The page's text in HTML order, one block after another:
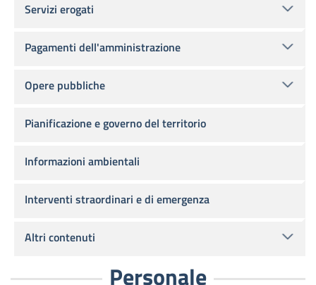
Personale
Servizi erogati
Pagamenti dell'amministrazione
Opere pubbliche
Pianificazione e governo del territorio
Informazioni ambientali
Interventi straordinari e di emergenza
Altri contenuti